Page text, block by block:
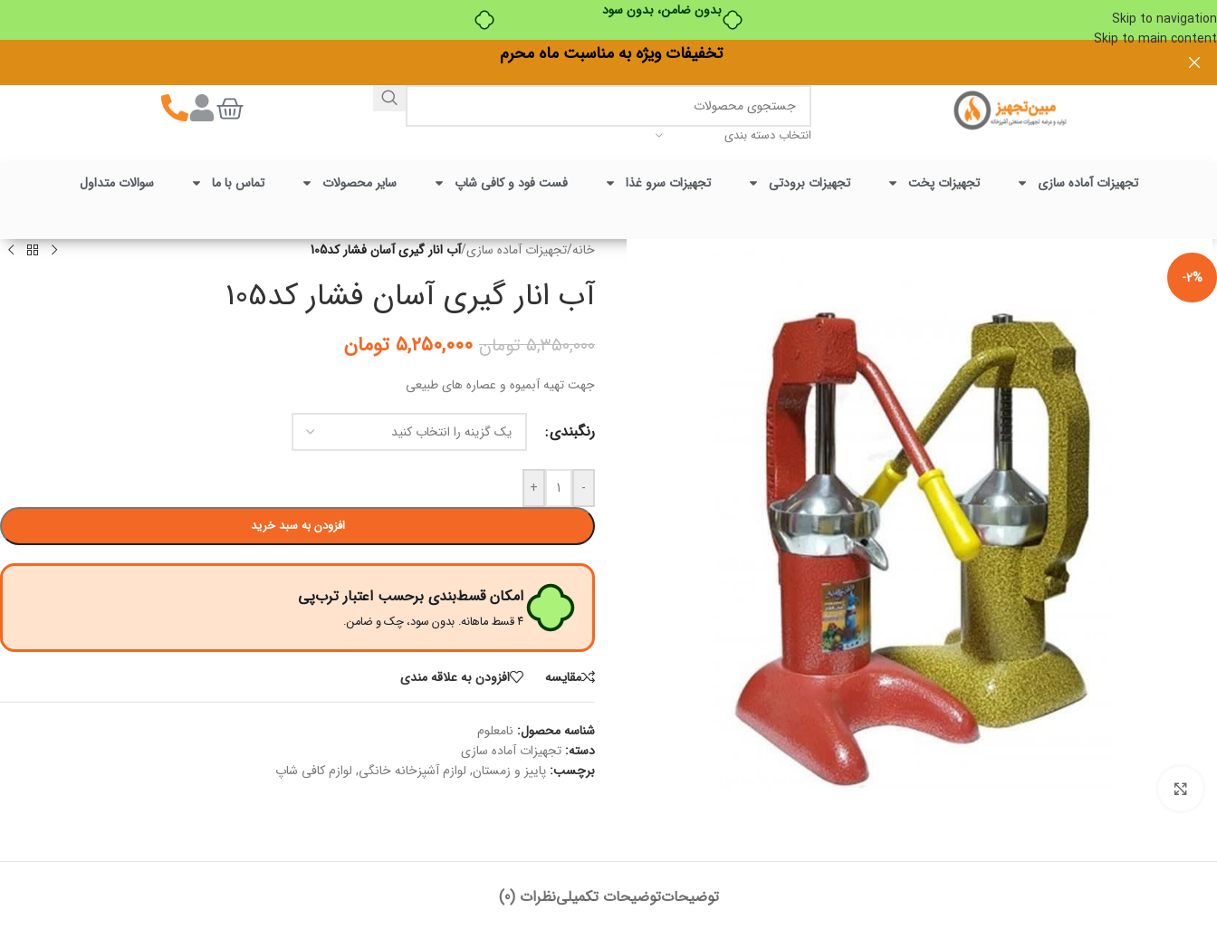
بدون ضامن، بدون سود
Skip to navigation
Skip to main content
تخفیفات ویژه به مناسبت ماه محرم
انتخاب دسته بندی
تجهیزات آماده سازی تجهیزات پخت تجهیزات برودتی تجهیزات سرو غذا فست فود و کافی شاپ سایر محصولات تماس با ما سوالات متداول
-2%
خانه/تجهیزات آماده سازی/آب انار گیری آسان فشار کد105
آب انار گیری آسان فشار کد105
۵,۳۵۰,۰۰۰ تومان ۵,۲۵۰,۰۰۰ تومان
جهت تهیه آبمیوه و عصاره های طبیعی
رنگبندی
-
+
افزودن به سبد خرید
امکان قسط‌بندی برحسب اعتبار ترب‌پی
۴ قسط ماهانه. بدون سود، چک و ضامن.
مقايسه افزودن به علاقه مندی
شناسه محصول: نامعلوم
دسته: تجهیزات آماده سازی
برچسب: پاییز و زمستان, لوازم آشپزخانه خانگی, لوازم کافی شاپ
توضیحاتتوضیحات تکمیلینظرات (0)